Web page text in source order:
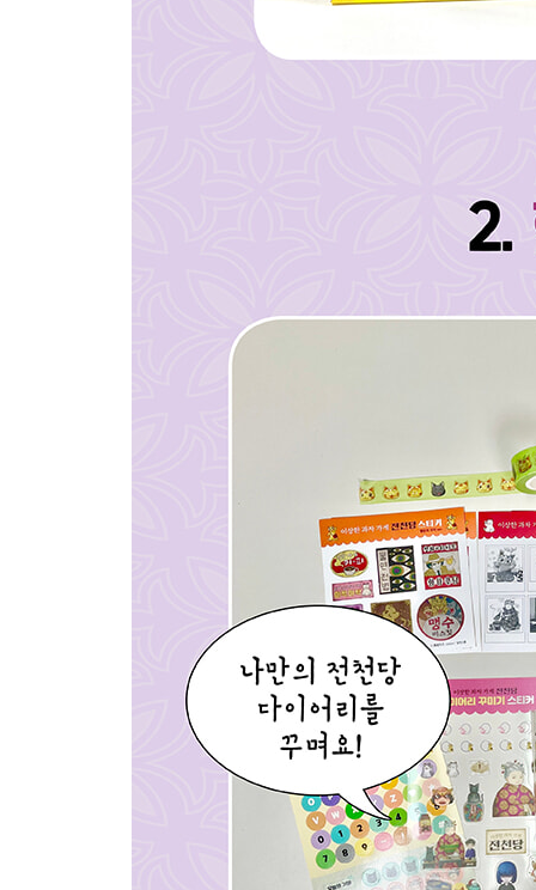
스미마루의 그림일기 ………… 162
돌아갈래 밥풀과자 ………… 157
에필로그 ………… 177
다이노소다와 유적 쌀로뻥 ………… 11
벌레 퇴치 향수 ………… 39
쏙쏙 추잉 껌과 날로 먹기 사블레 ………… 67
불행 벌레로 변한 마네키네코 ………… 87
서둘러 떡과 느긋해 캔디 ………… 95
휙휙 탄산수와 첨첨 별사탕 ………… 121
찢어 오징어 ………… 145
에필로그 ………… 163
스미마루의 그림일기 ………… 170